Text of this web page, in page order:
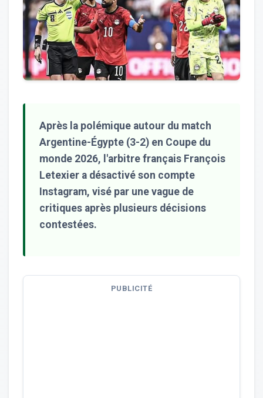
Après la polémique autour du match
Argentine-Égypte (3-2) en Coupe du
monde 2026, l'arbitre français François
Letexier a désactivé son compte
Instagram, visé par une vague de
critiques après plusieurs décisions
contestées.
PUBLICITÉ